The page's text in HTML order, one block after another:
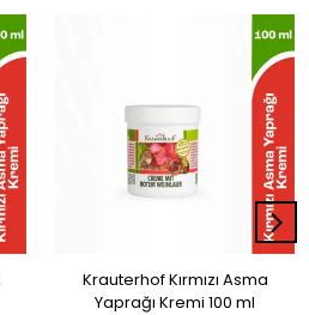
Krauterhof Kırmızı Asma
Yaprağı Kremi 100 ml